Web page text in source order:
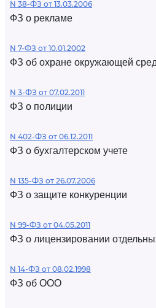
N 38-ФЗ от 13.03.2006
ФЗ о рекламе
N 7-ФЗ от 10.01.2002
ФЗ об охране окружающей
N 3-ФЗ от 07.02.2011
ФЗ о полиции
N 402-ФЗ от 06.12.2011
ФЗ о бухгалтерском учете
N 135-ФЗ от 26.07.2006
ФЗ о защите конкуренции
N 99-ФЗ от 04.05.2011
ФЗ о лицензировании
N 14-ФЗ от 08.02.1998
ФЗ об ООО